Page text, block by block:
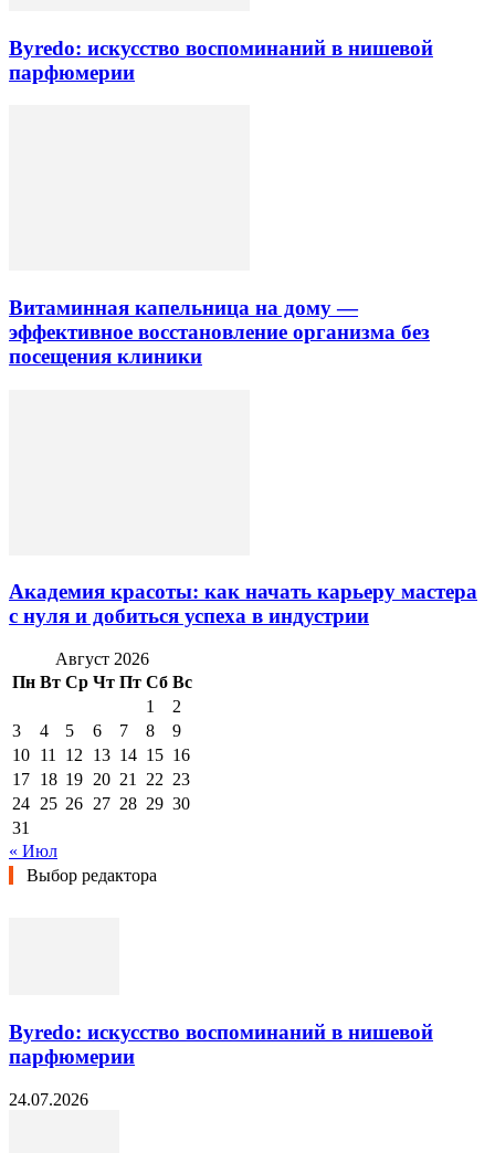
Byredo: искусство воспоминаний в нишевой
парфюмерии
Витаминная капельница на дому —
эффективное восстановление организма без
посещения клиники
Академия красоты: как начать карьеру мастера
с нуля и добиться успеха в индустрии
Август 2026
Пн Вт Ср Чт Пт Сб Вс
1
2
3
4 5 6 7 8
9
10 11 12 13 14 15 16
17 18 19 20 21 22 23
24 25 26 27 28 29 30
31
« Июл
Выбор редактора
Byredo: искусство воспоминаний в нишевой
парфюмерии
24.07.2026